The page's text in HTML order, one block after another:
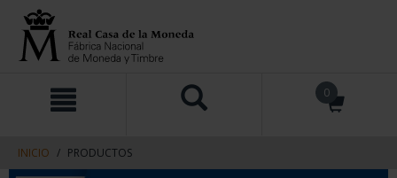
contenido
navegacin
0
INICIO PRODUCTOS